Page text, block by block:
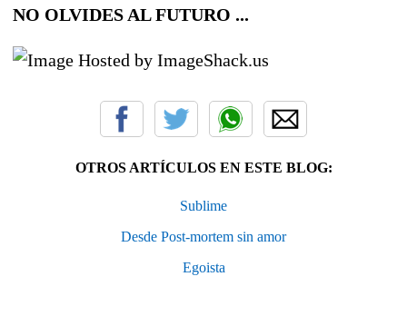
NO OLVIDES AL FUTURO ...
OTROS ARTÍCULOS EN ESTE BLOG:
Sublime
Desde Post-mortem sin amor
Egoista